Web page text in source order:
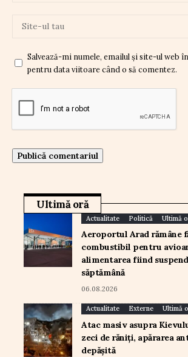
Salvează-mi numele, emailul și site-ul web
pentru data viitoare când o să comentez.
Ultimă oră
Actualitate Politică Ultimă
Aeroportul Arad rămâne
combustibil pentru
alimentarea fiind
săptămână
06.08.2026
Actualitate Externe Ultimă
Atac masiv asupra
zeci de răniți, apărarea
depășită